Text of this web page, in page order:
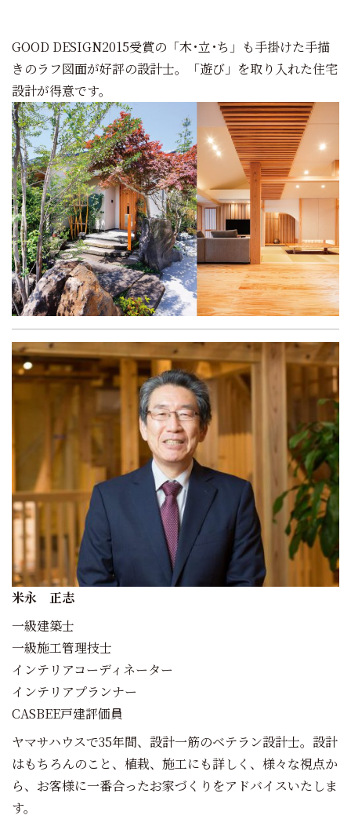
GOOD DESIGN2015受賞の「木･立･ち」も手掛けた手描
きのラフ図面が好評の設計士。「遊び」を取り入れた住宅
設計が得意です。
米永 正志
一級建築士
一級施工管理技士
インテリアコーディネーター
インテリアプランナー
CASBEE戸建評価員
ヤマサハウスで35年間、設計一筋のベテラン設計士。設計
はもちろんのこと、植栽、施工にも詳しく、様々な視点か
ら、お客様に一番合ったお家づくりをアドバイスいたしま
す。